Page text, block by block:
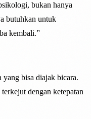
bukan hanya
butuhkan untuk
kembali.”
yang bisa diajak bicara.
dengan ketepatan